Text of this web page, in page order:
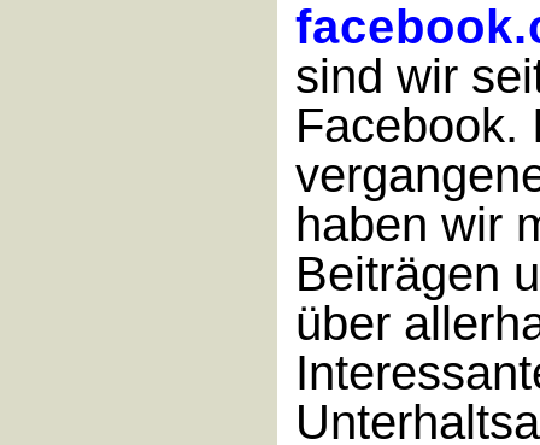
sind wir
Facebook.
haben wir
Beiträgen
über